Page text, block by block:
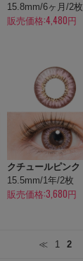
15.8mm/6ヶ月/2枚
販売価格:4,480円
クチュールピンク
15.5mm/1年/2枚
販売価格:3,680円
≪ 1 2